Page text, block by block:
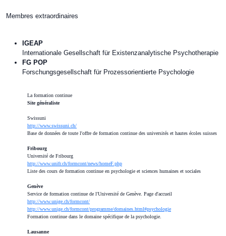
Membres extraordinaires
IGEAP
Internationale Gesellschaft für Existenzanalytische Psychotherapie
FG POP
Forschungsgesellschaft für Prozessorientierte Psychologie
La formation continue
Site généraliste
Swissuni
http://www.swissuni.ch/
Base de données de toute l'offre de formation continue des universités et hautes écoles suisses
Fribourg
Université de Fribourg
http://www.unifr.ch/formcont/news/homeF.php
Liste des cours de formation continue en psychologie et sciences humaines et sociales
Genève
Service de formation continue de l'Université de Genève. Page d'accueil
http://www.unige.ch/formcont/
http://www.unige.ch/formcont/programme/domaines.html#psychologie
Formation continue dans le domaine spécifique de la psychologie.
Lausanne